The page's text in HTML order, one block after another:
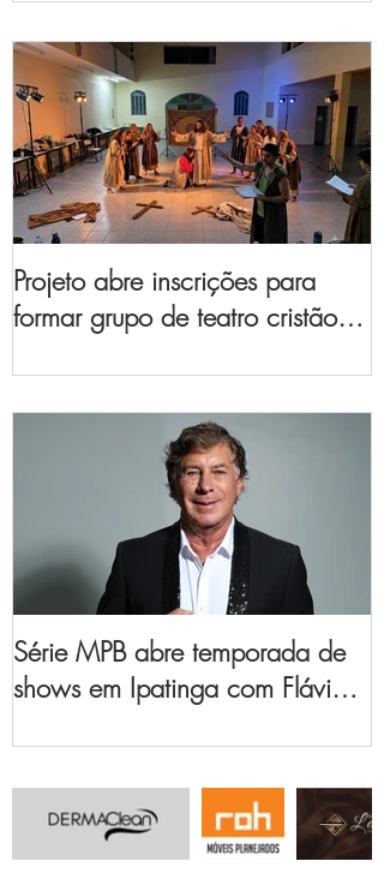
prestação de serviços de Minas
Gerais
Projeto abre inscrições para
formar grupo de teatro cristão
Série MPB abre temporada de
shows em Ipatinga com Flávio